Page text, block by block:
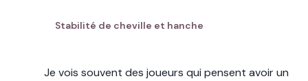
Stabilité de cheville et hanche
Je vois souvent des joueurs qui pensent avoir un